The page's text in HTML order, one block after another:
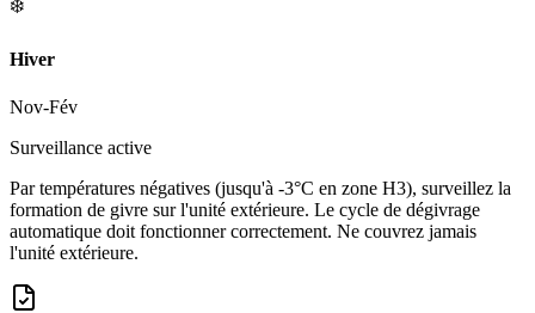
❄️
Hiver
Nov-Fév
Surveillance active
Par températures négatives (jusqu'à -3°C en zone H3), surveillez la
formation de givre sur l'unité extérieure. Le cycle de dégivrage
automatique doit fonctionner correctement. Ne couvrez jamais
l'unité extérieure.